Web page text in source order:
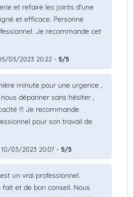
et refaire les joints d'une
et efficace. Personne
Je recommande cet
03/2023 20:22 - 5/5
minute pour une urgence ,
dépanner sans hésiter ,
!!! Je recommande
pour son travail de
10/03/2023 20:07 - 5/5
un vrai professionnel.
fait et de bon conseil. Nous